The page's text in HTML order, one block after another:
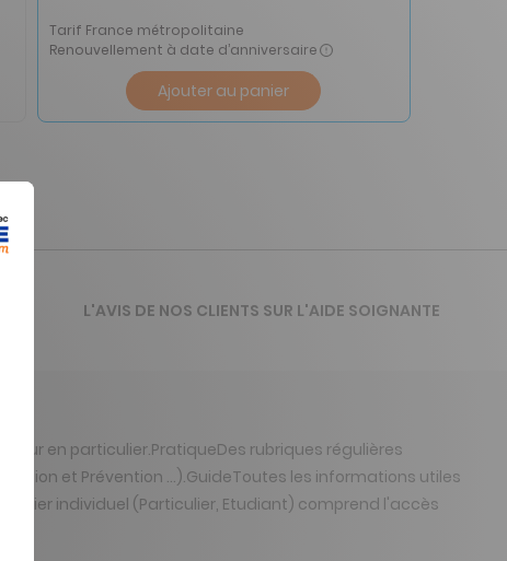
Tarif France métropolitaine
Renouvellement à date d’anniversaire
Ajouter au panier
en particulier.PratiqueDes rubriques régulières
et Prévention ...).GuideToutes les informations utiles
individuel (Particulier, Etudiant) comprend l'accès
L'AVIS DE NOS CLIENTS SUR L'AIDE SOIGNANTE